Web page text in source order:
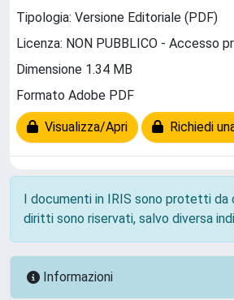
Tipologia: Versione Editoriale (PDF)
Licenza: NON PUBBLICO - Accesso
Dimensione 1.34 MB
Formato Adobe PDF
Visualizza/Apri Richiedi
I documenti in IRIS sono protetti
diritti sono riservati, salvo diversa
Informazioni